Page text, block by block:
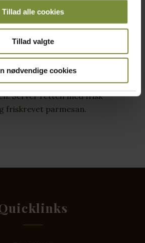
Tillad alle cookies
Tillad valgte
nødvendige cookies
med en knsp. sukker, salt og
de fyldte kyllingelår og lad
minutter.
fra de fyldte lår, og læg dem
al dente og bland det med
Server retten med frisk
friskrevet parmesan.